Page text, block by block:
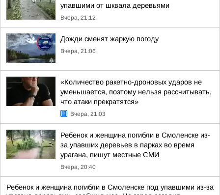
упавшими от шквала деревьями
Вчера, 21:12
Дожди сменят жаркую погоду
Вчера, 21:06
«Количество ракетно-дроновых ударов не
уменьшается, поэтому нельзя рассчитывать,
что атаки прекратятся»
Вчера, 21:03
Ребенок и женщина погибли в Смоленске из-
за упавших деревьев в парках во время
урагана, пишут местные СМИ
Вчера, 20:40
Ребенок и женщина погибли в Смоленске под упавшими из-за